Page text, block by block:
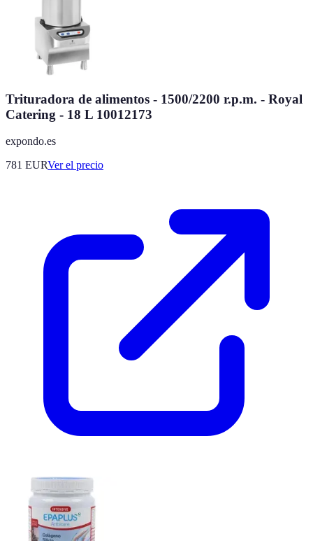
Trituradora de alimentos - 1500/2200 r.p.m. - Royal
Catering - 18 L 10012173
expondo.es
781 EURVer el precio